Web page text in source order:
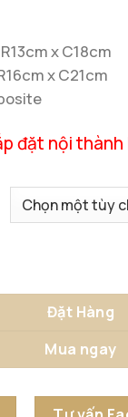
x C18cm
x C21cm
đặt nội thành
Cấp Phong
Đặt Hàng
Mua ngay